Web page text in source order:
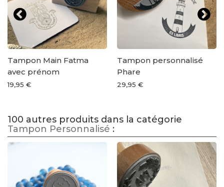
Tampon Main Fatma
avec prénom
19,95 €
Tampon personnalisé
Phare
29,95 €
100 autres produits dans la catégorie
Tampon Personnalisé :